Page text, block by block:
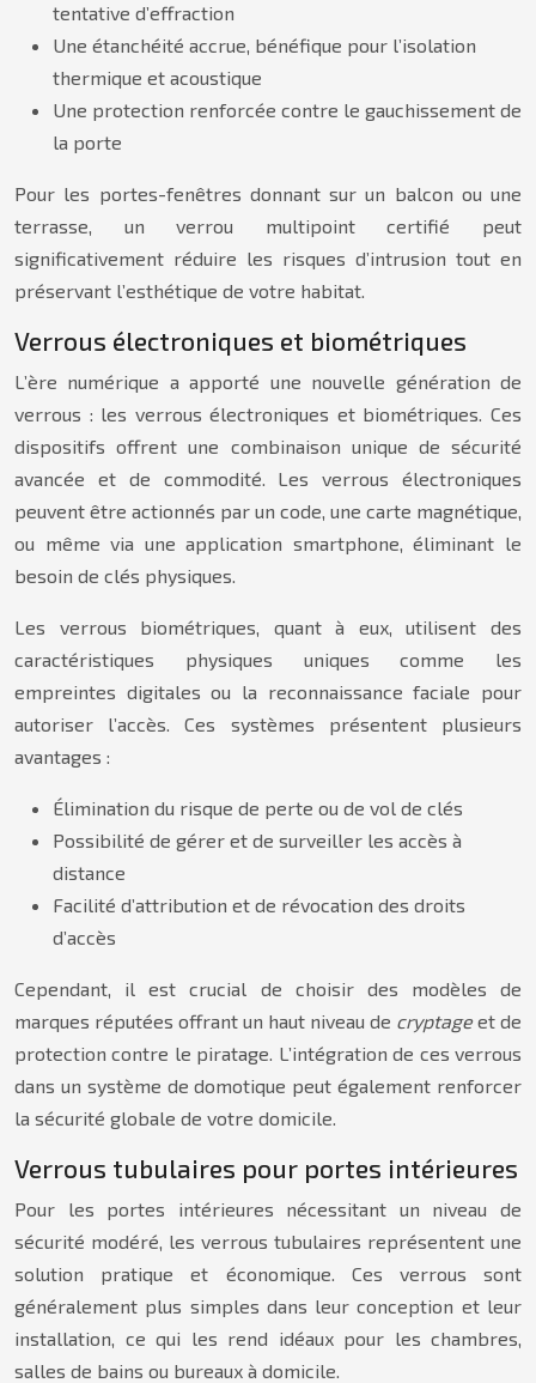
tentative d’effraction
Une étanchéité accrue, bénéfique pour l’isolation
thermique et acoustique
Une protection renforcée contre le gauchissement de
la porte
Pour les portes-fenêtres donnant sur un balcon ou une
terrasse, un verrou multipoint certifié peut
significativement réduire les risques d’intrusion tout en
préservant l’esthétique de votre habitat.
Verrous électroniques et biométriques
L’ère numérique a apporté une nouvelle génération de
verrous : les verrous électroniques et biométriques. Ces
dispositifs offrent une combinaison unique de sécurité
avancée et de commodité. Les verrous électroniques
peuvent être actionnés par un code, une carte magnétique,
ou même via une application smartphone, éliminant le
besoin de clés physiques.
Les verrous biométriques, quant à eux, utilisent des
caractéristiques physiques uniques comme les
empreintes digitales ou la reconnaissance faciale pour
autoriser l’accès. Ces systèmes présentent plusieurs
avantages :
Élimination du risque de perte ou de vol de clés
Possibilité de gérer et de surveiller les accès à
distance
Facilité d’attribution et de révocation des droits
d’accès
Cependant, il est crucial de choisir des modèles de
marques réputées offrant un haut niveau de cryptageet de
protection contre le piratage. L’intégration de ces verrous
dans un système de domotique peut également renforcer
la sécurité globale de votre domicile.
Verrous tubulaires pour portes intérieures
Pour les portes intérieures nécessitant un niveau de
sécurité modéré, les verrous tubulaires représentent une
solution pratique et économique. Ces verrous sont
généralement plus simples dans leur conception et leur
installation, ce qui les rend idéaux pour les chambres,
salles de bains ou bureaux à domicile.